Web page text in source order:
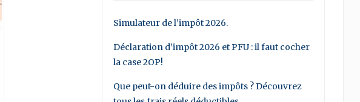
Simulateur de l’impôt 2026.
Déclaration d’impôt 2026 et PFU : il faut cocher
la case 2OP!
Que peut-on déduire des impôts ? Découvrez